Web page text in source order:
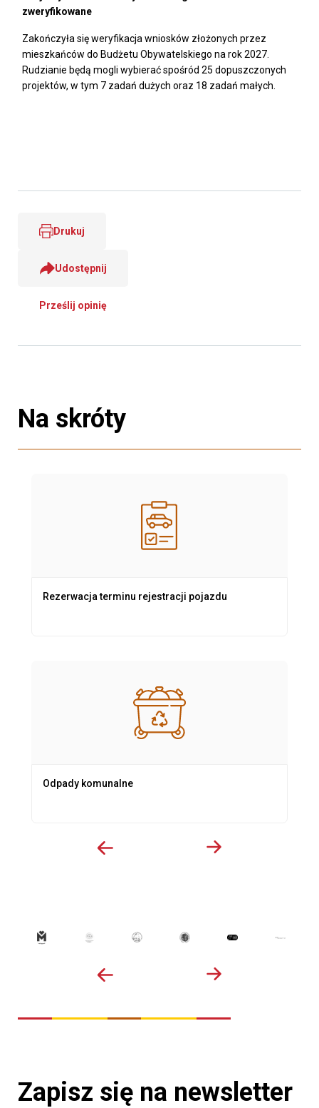
zweryfikowane
Zakończyła się weryfikacja wniosków złożonych przez
mieszkańców do Budżetu Obywatelskiego na rok 2027.
Rudzianie będą mogli wybierać spośród 25 dopuszczonych
projektów, w tym 7 zadań dużych oraz 18 zadań małych.
Drukuj
Udostępnij
Prześlij opinię
Na skróty
Rezerwacja terminu rejestracji pojazdu
Odpady komunalne
Zapisz się na newsletter